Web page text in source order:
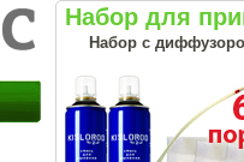
Набор для
Набор с